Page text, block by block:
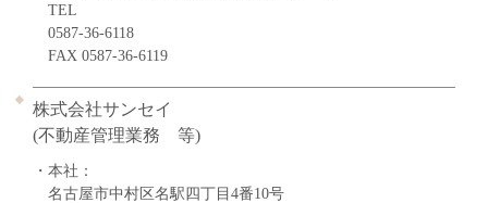
TEL
0587-36-6118
FAX 0587-36-6119
株式会社サンセイ
(不動産管理業務 等)
・本社：
名古屋市中村区名駅四丁目4番10号